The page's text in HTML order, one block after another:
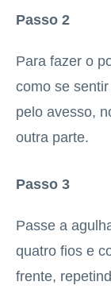
Passo 2
Para fazer o
como se
pelo avesso,
outra parte.
Passo 3
Passe a
quatro fios e
frente,